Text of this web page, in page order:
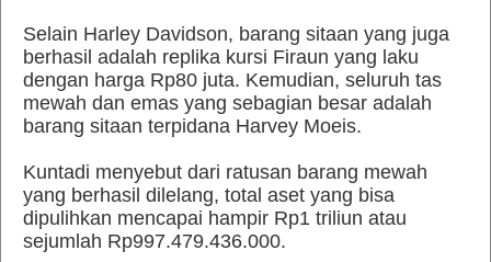
Selain Harley Davidson, barang sitaan yang juga
berhasil adalah replika kursi Firaun yang laku
dengan harga Rp80 juta. Kemudian, seluruh tas
mewah dan emas yang sebagian besar adalah
barang sitaan terpidana Harvey Moeis.
Kuntadi menyebut dari ratusan barang mewah
yang berhasil dilelang, total aset yang bisa
dipulihkan mencapai hampir Rp1 triliun atau
sejumlah Rp997.479.436.000.